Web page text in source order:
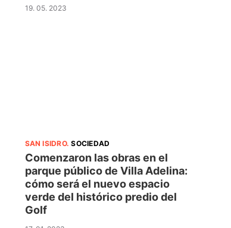
19. 05. 2023
SAN ISIDRO.SOCIEDAD
Comenzaron las obras en el
parque público de Villa Adelina:
cómo será el nuevo espacio
verde del histórico predio del
Golf